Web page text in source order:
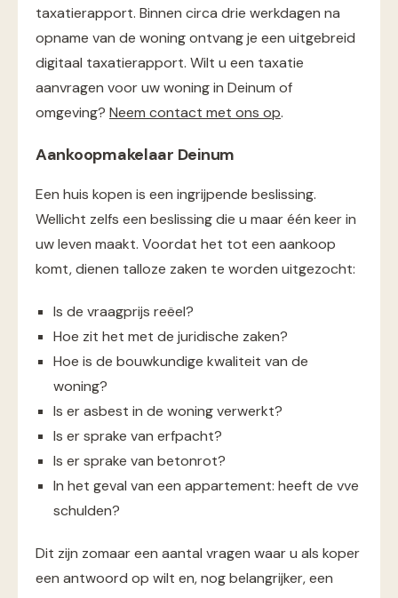
taxatierapport. Binnen circa drie werkdagen na
opname van de woning ontvang je een uitgebreid
digitaal taxatierapport. Wilt u een taxatie
aanvragen voor uw woning in Deinum of
omgeving? Neem contact met ons op.
Aankoopmakelaar Deinum
Een huis kopen is een ingrijpende beslissing.
Wellicht zelfs een beslissing die u maar één keer in
uw leven maakt. Voordat het tot een aankoop
komt, dienen talloze zaken te worden uitgezocht:
Is de vraagprijs reëel?
Hoe zit het met de juridische zaken?
Hoe is de bouwkundige kwaliteit van de
woning?
Is er asbest in de woning verwerkt?
Is er sprake van erfpacht?
Is er sprake van betonrot?
In het geval van een appartement: heeft de vve
schulden?
Dit zijn zomaar een aantal vragen waar u als koper
een antwoord op wilt en, nog belangrijker, een